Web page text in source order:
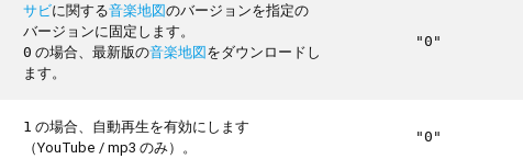
サビに関する音楽地図のバージョンを指定の
バージョンに固定します。
0 の場合、最新版の音楽地図をダウンロードし
ます。
"0"
1 の場合、自動再生を有効にします
（YouTube / mp3 のみ）。
"0"